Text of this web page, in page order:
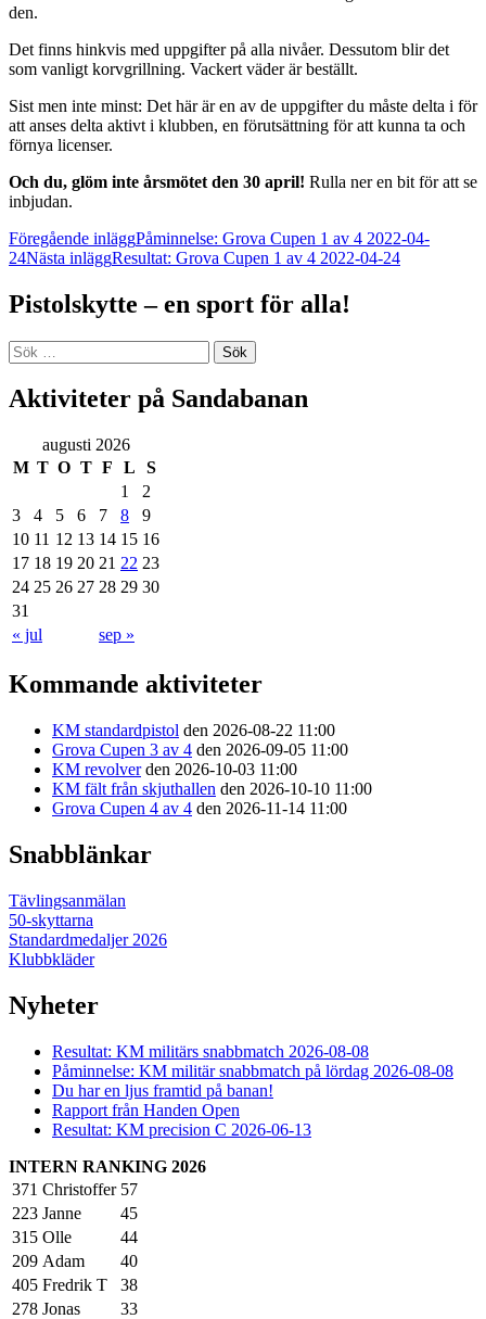
den.
Det finns hinkvis med uppgifter på alla nivåer. Dessutom blir det
som vanligt korvgrillning. Vackert väder är beställt.
Sist men inte minst: Det här är en av de uppgifter du måste delta i för
att anses delta aktivt i klubben, en förutsättning för att kunna ta och
förnya licenser.
Och du, glöm inte årsmötet den 30 april! Rulla ner en bit för att se
inbjudan.
Inläggsnavigering
Föregående inläggPåminnelse: Grova Cupen 1 av 4 2022-04-
24Nästa inläggResultat: Grova Cupen 1 av 4 2022-04-24
Pistolskytte – en sport för alla!
Sök
efter:
Aktiviteter på Sandabanan
augusti 2026
M T O T F L
S
1
2
3
4 5 6 7 8
9
10 11 12 13 14 15 16
17 18 19 20 21 22 23
24 25 26 27 28 29 30
31
« jul
sep »
Kommande aktiviteter
KM standardpistol den 2026-08-22 11:00
Grova Cupen 3 av 4 den 2026-09-05 11:00
KM revolverden 2026-10-03 11:00
KM fält från skjuthallen den 2026-10-10 11:00
Grova Cupen 4 av 4 den 2026-11-14 11:00
Snabblänkar
Tävlingsanmälan
50-skyttarna
Standardmedaljer 2026
Klubbkläder
Nyheter
Resultat: KM militärs snabbmatch 2026-08-08
Påminnelse: KM militär snabbmatch på lördag 2026-08-08
Du har en ljus framtid på banan!
Rapport från Handen Open
Resultat: KM precision C 2026-06-13
INTERN RANKING 2026
371 Christoffer 57
223 Janne
45
315 Olle
44
209 Adam
40
405 Fredrik T
38
278 Jonas
33